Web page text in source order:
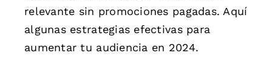
relevante sin promociones pagadas. Aquí
algunas estrategias efectivas para
aumentar tu audiencia en 2024.